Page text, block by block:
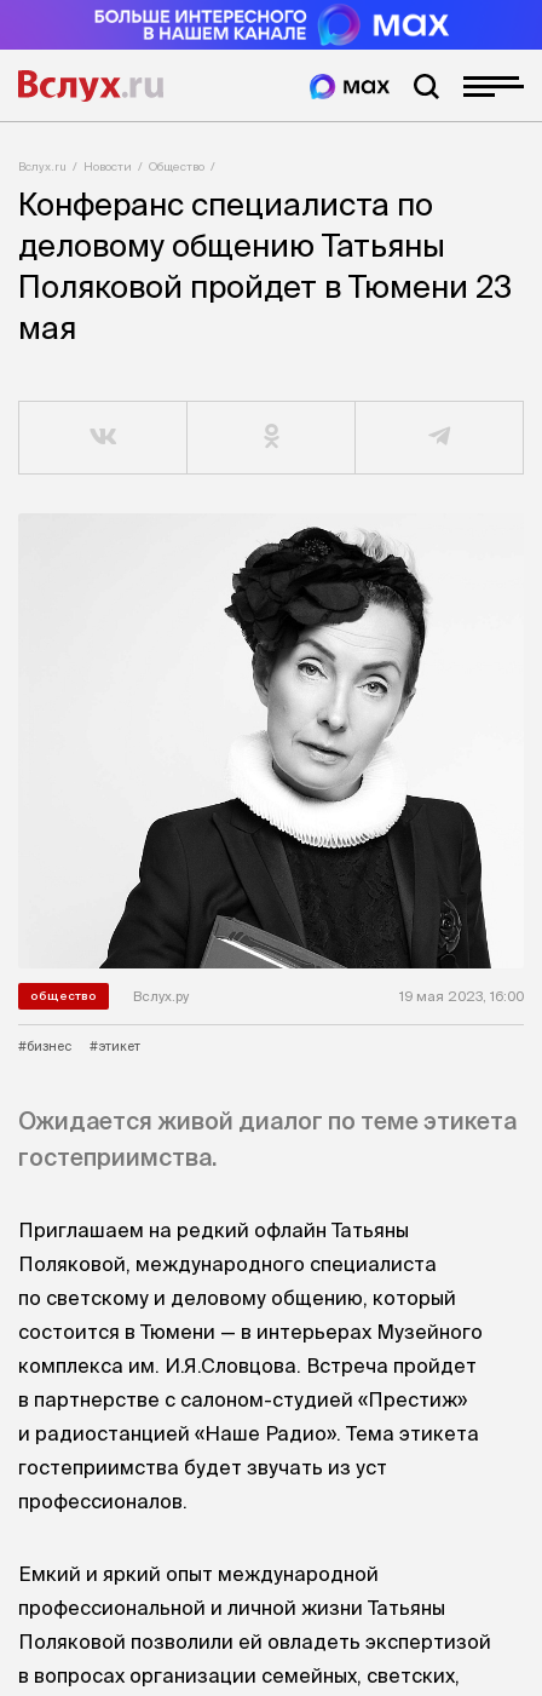
Вслух.ru Новости Общество
Конферанс специалиста по
деловому общению Татьяны
Поляковой пройдет в Тюмени 23
мая
общество Вслух.ру 19 мая 2023, 16:00
#бизнес #этикет
Ожидается живой диалог по теме этикета
гостеприимства.
Приглашаем на редкий офлайн Татьяны
Поляковой, международного специалиста
по светскому и деловому общению, который
состоится в Тюмени — в интерьерах Музейного
комплекса им. И.Я.Словцова. Встреча пройдет
в партнерстве с салоном-студией «Престиж»
и радиостанцией «Наше Радио». Тема этикета
гостеприимства будет звучать из уст
профессионалов.
Емкий и яркий опыт международной
профессиональной и личной жизни Татьяны
Поляковой позволили ей овладеть экспертизой
в вопросах организации семейных, светских,